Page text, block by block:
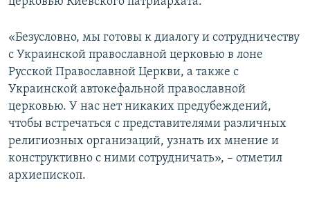
«Безусловно, мы готовы к диалогу и сотрудничеству
с Украинской православной церковью в лоне
Русской Православной Церкви, а также с
Украинской автокефальной православной
церковью. У нас нет никаких предубеждений,
чтобы встречаться с представителями различных
религиозных организаций, узнать их мнение и
конструктивно с ними сотрудничать», – отметил
архиепископ.